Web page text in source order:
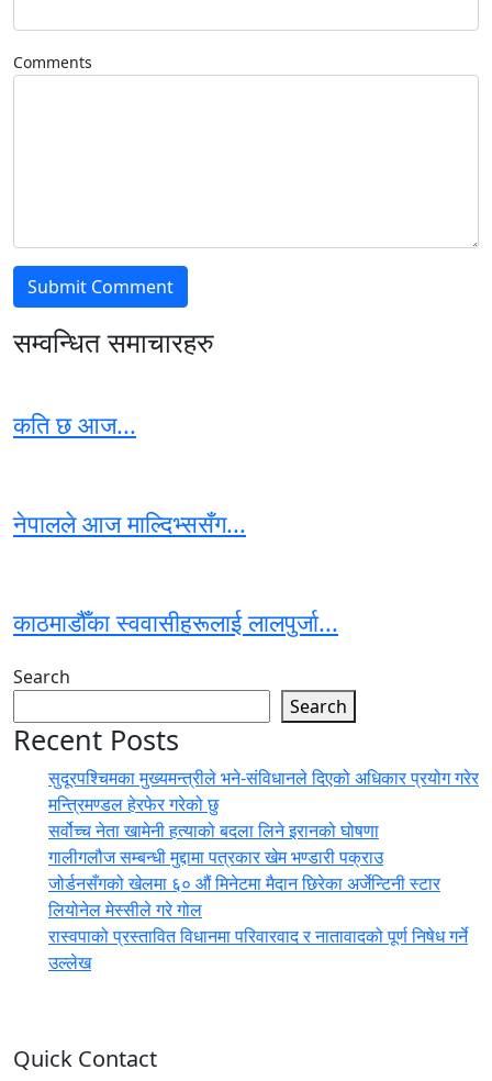
Comments
सम्वन्धित समाचारहरु
कति छ आज...
नेपालले आज माल्दिभ्ससँग...
काठमाडौँका स्ववासीहरूलाई लालपुर्जा...
Search
Search
Recent Posts
सुदूरपश्चिमका मुख्यमन्त्रीले भने-संविधानले दिएको अधिकार प्रयोग गरेर
मन्त्रिमण्डल हेरफेर गरेको छु
सर्वोच्च नेता खामेनी हत्याको बदला लिने इरानको घोषणा
गालीगलौज सम्बन्धी मुद्दामा पत्रकार खेम भण्डारी पक्राउ
जोर्डनसँगको खेलमा ६० औं मिनेटमा मैदान छिरेका अर्जेन्टिनी स्टार
लियोनेल मेस्सीले गरे गोल
रास्वपाको प्रस्तावित विधानमा परिवारवाद र नातावादको पूर्ण निषेध गर्ने
उल्लेख
Quick Contact